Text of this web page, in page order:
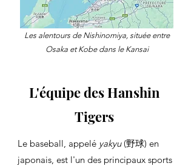
Les alentours de Nishinomiya, située entre
Osaka et Kobe dans le Kansai
L'équipe des Hanshin
Tigers
Le baseball, appelé yakyu(野球) en
japonais, est l'un des principaux sports